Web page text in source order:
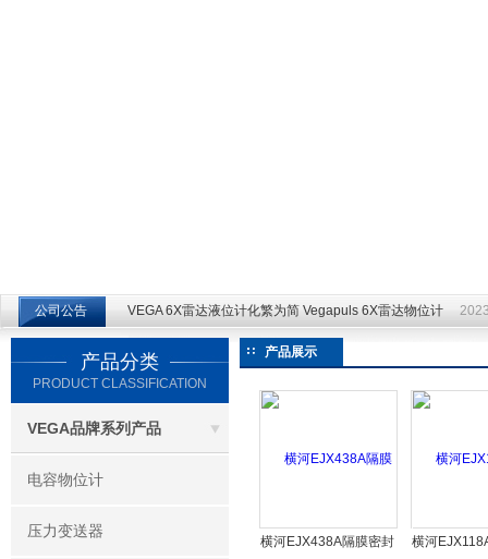
公司公告 VEGA 6X雷达液位计化繁为简 Vegapuls 6X雷达物位计
产品分类
PRODUCT CLASSIFICATION
VEGA品牌系列产品
电容物位计
压力变送器
产品展示
横河EJX438A隔膜密封
横河